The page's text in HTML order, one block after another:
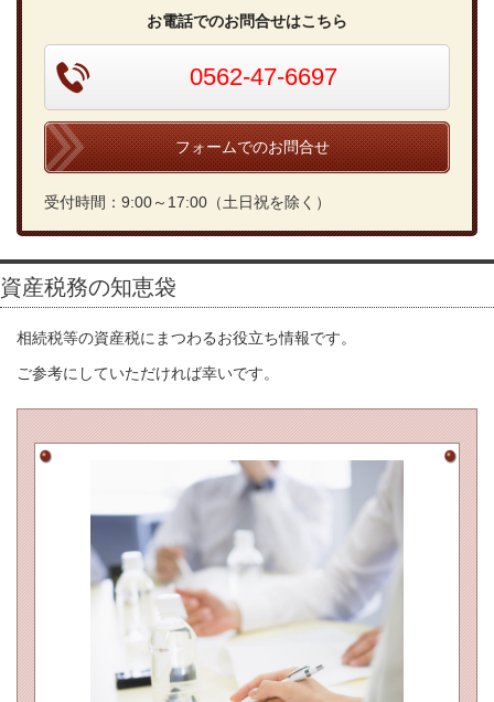
お電話でのお問合せはこちら
0562-47-6697
フォームでのお問合せ
受付時間：9:00～17:00（土日祝を除く）
資産税務の知恵袋
相続税等の資産税にまつわるお役立ち情報です。
ご参考にしていただければ幸いです。